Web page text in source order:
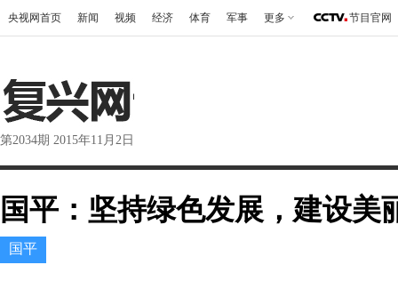
央视网首页 新闻 视频 经济 体育 军事 更多 节目官网
第2034期 2015年11月2日
国平：坚持绿色发展，建设美
国平